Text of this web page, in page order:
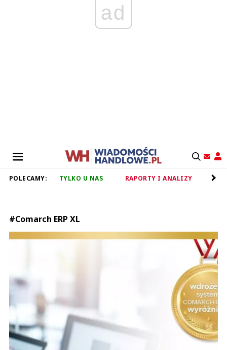
ad
POLECAMY: TYLKO U NAS RAPORTY I ANALIZY
#Comarch ERP XL